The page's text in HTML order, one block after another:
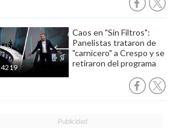
4219
Caos en "Sin Filtros":
Panelistas trataron de
"carnicero" a Crespo y se
retiraron del programa